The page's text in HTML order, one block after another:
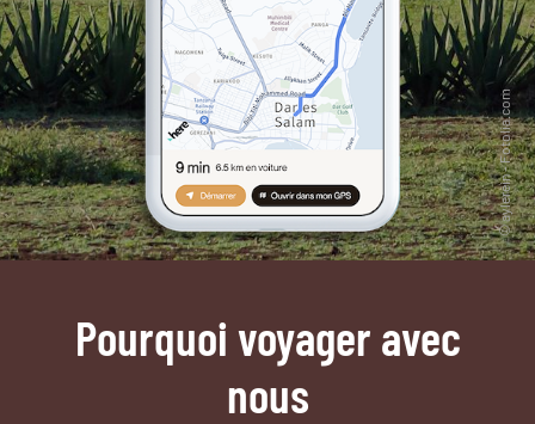
Pourquoi voyager avec
nous